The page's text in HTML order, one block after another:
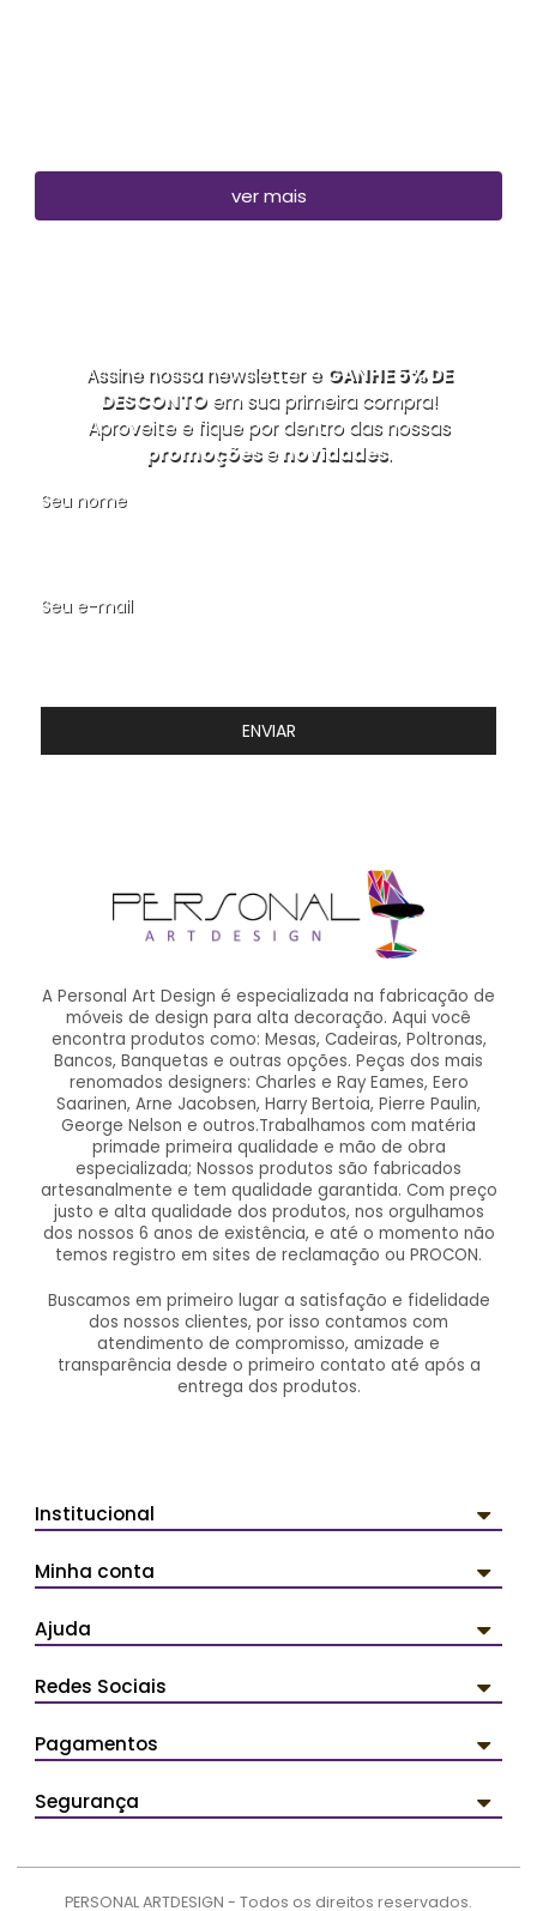
ver mais
Assine nossa newsletter e GANHE 5% DE
DESCONTOem sua primeira compra!
Aproveite e fique por dentro das nossas
promoçõesenovidades.
Seu nome
Seu e-mail
ENVIAR
A Personal Art Design é especializada na fabricação de
móveis de design para alta decoração. Aqui você
encontra produtos como: Mesas, Cadeiras, Poltronas,
Bancos, Banquetas e outras opções. Peças dos mais
renomados designers: Charles e Ray Eames, Eero
Saarinen, Arne Jacobsen, Harry Bertoia, Pierre Paulin,
George Nelson e outros.Trabalhamos com matéria
primade primeira qualidade e mão de obra
especializada; Nossos produtos são fabricados
artesanalmente e tem qualidade garantida. Com preço
justo e alta qualidade dos produtos, nos orgulhamos
dos nossos 6 anos de existência, e até o momento não
temos registro em sites de reclamação ou PROCON.
Buscamos em primeiro lugar a satisfação e fidelidade
dos nossos clientes, por isso contamos com
atendimento de compromisso, amizade e
transparência desde o primeiro contato até após a
entrega dos produtos.
Institucional
Minha conta
Ajuda
Redes Sociais
Pagamentos
Segurança
PERSONAL ARTDESIGN - Todos os direitos reservados.